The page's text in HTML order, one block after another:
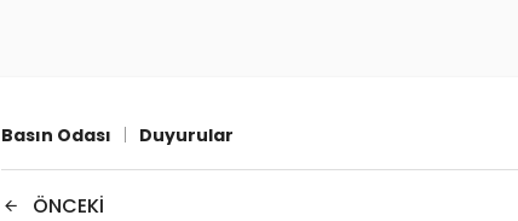
Basın Odası Duyurular
ÖNCEKI